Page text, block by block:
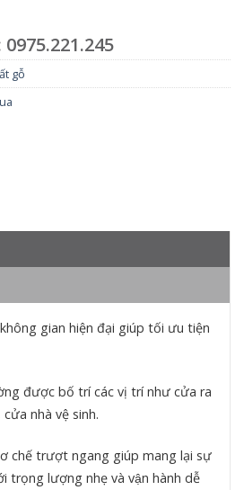
0975.221.245
gỗ
gian hiện đại giúp tối ưu tiện
được bố trí các vị trí như cửa ra
nhà vệ sinh.
chế trượt ngang giúp mang lại sự
trọng lượng nhẹ và vận hành dễ